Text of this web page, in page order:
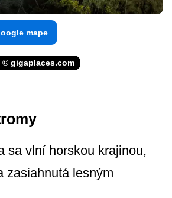
mape
© gigaplaces.com
sa vlní horskou krajinou,
zasiahnutá lesným